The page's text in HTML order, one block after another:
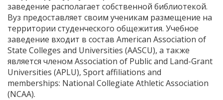
заведение располагает собственной библиотекой.
Вуз предоставляет своим ученикам размещение на
территории студенческого общежития. Учебное
заведение входит в состав American Association of
State Colleges and Universities (AASCU), а также
является членом Association of Public and Land-Grant
Universities (APLU), Sport affiliations and
memberships: National Collegiate Athletic Association
(NCAA).